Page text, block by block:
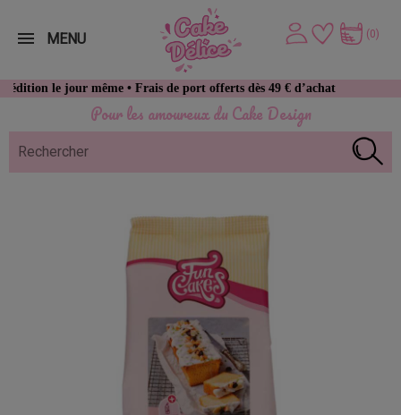
Pour les amoureux du Cake Design
jour même • Frais de port offerts dès 49 € d’achat
(0)
MENU